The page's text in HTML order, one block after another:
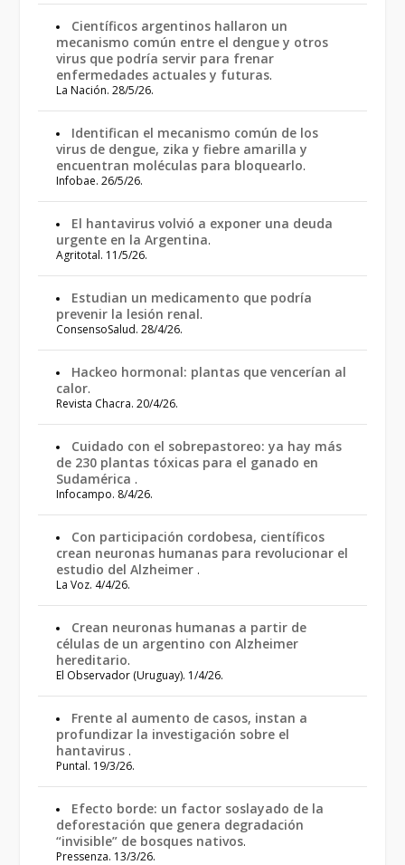
Científicos argentinos hallaron un
mecanismo común entre el dengue y otros
virus que podría servir para frenar
enfermedades actuales y futuras.
La Nación. 28/5/26.
Identifican el mecanismo común de los
virus de dengue, zika y fiebre amarilla y
encuentran moléculas para bloquearlo.
Infobae. 26/5/26.
El hantavirus volvió a exponer una deuda
urgente en la Argentina.
Agritotal. 11/5/26.
Estudian un medicamento que podría
prevenir la lesión renal.
ConsensoSalud. 28/4/26.
Hackeo hormonal: plantas que vencerían al
calor.
Revista Chacra. 20/4/26.
Cuidado con el sobrepastoreo: ya hay más
de 230 plantas tóxicas para el ganado en
Sudamérica .
Infocampo. 8/4/26.
Con participación cordobesa, científicos
crean neuronas humanas para revolucionar el
estudio del Alzheimer .
La Voz. 4/4/26.
Crean neuronas humanas a partir de
células de un argentino con Alzheimer
hereditario.
El Observador (Uruguay). 1/4/26.
Frente al aumento de casos, instan a
profundizar la investigación sobre el
hantavirus .
Puntal. 19/3/26.
Efecto borde: un factor soslayado de la
deforestación que genera degradación
“invisible” de bosques nativos.
Pressenza. 13/3/26.